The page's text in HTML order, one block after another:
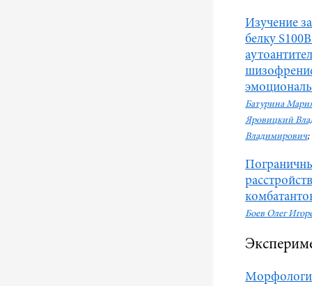
Изучение
белку
Батурина
Яровицкий
Владимирович;
Боев Олег